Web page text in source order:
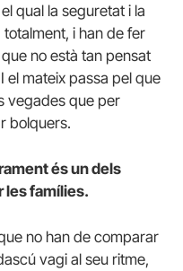
qual la seguretat i la
i han de fer
no està tan pensat
el mateix passa pel que
vegades que per
bolquers.
és un dels
les famílies.
no han de comparar
vagi al seu ritme,